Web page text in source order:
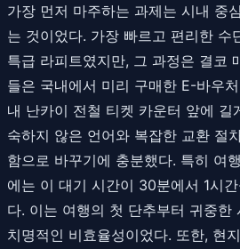
가장 먼저 마주하는 과제는 시내 중
는 것이었다. 가장 빠르고 편리한 수
특급 라피트였지만, 그 과정은 결코
들은 국내에서 미리 구매한 E-바우
내 난카이 전철 티켓 카운터 앞에 길
숙하지 않은 언어와 복잡한 교환 절
함으로 바꾸기에 충분했다. 특히 여
에는 이 대기 시간이 30분에서 1시
다. 이는 여행의 첫 단추부터 귀중한
치명적인 비효율성이었다. 또한, 현